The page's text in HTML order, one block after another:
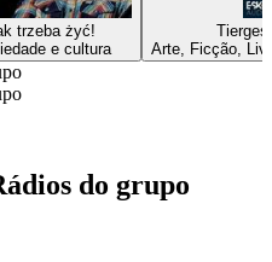
trzeba żyć!
e cultura
Arte, Ficção,
do grupo